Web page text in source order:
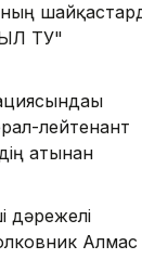
ТУ"
лейтенант
атынан
дәрежелі
Алмас